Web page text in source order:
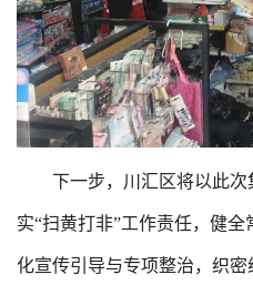
下一步，川汇区将以此次
实“扫黄打非”工作责任，健
化宣传引导与专项整治，织